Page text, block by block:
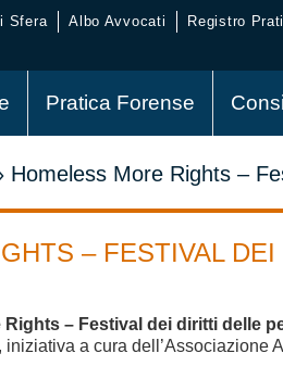
Sfera Albo Avvocati Registro
Pratica Forense
Homeless More Rights –
– FESTIVAL
Rights – Festival dei diritti delle
a cura dell’Associazione